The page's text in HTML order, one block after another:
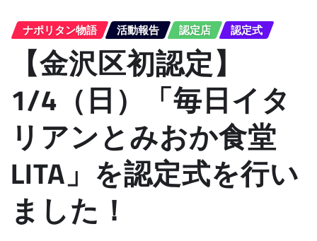
ナポリタン物語 活動報告 認定店 認定式
【金沢区初認定】
1/4（日）「毎日イタ
リアンとみおか食堂
LITA」を認定式を行い
ました！